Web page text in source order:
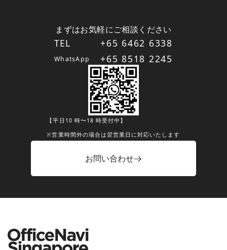
まずはお気軽にご相談ください
TEL
WhatsApp
+65 6462 6338
+65 8518 2245
【平日10 時〜18 時受付中】
※営業時間外の場合は翌営業日に対応いたします
お問い合わせ